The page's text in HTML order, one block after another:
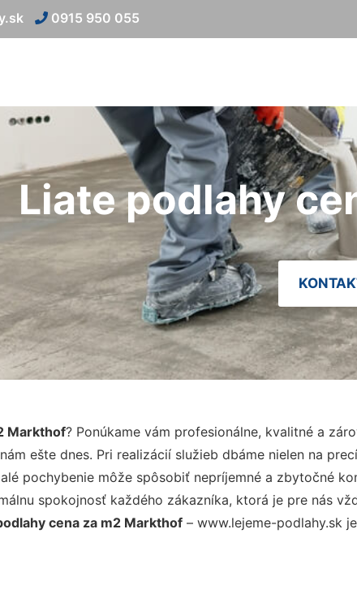
0915 950 055
Liate podlahy
Markthof? Ponúkame vám profesionálne, kvalitné a
ešte dnes. Pri realizácií služieb dbáme nielen na
pochybenie môže spôsobiť nepríjemné a zbytočné
spokojnosť každého zákazníka, ktorá je pre nás
cena za m2 Markthof – www.lejeme-podlahy.sk